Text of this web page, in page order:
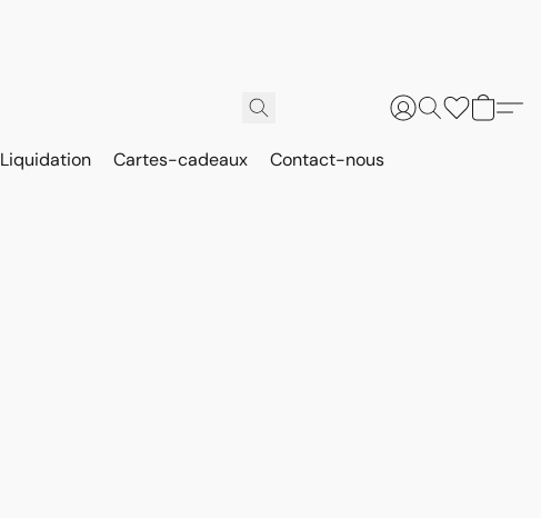
Liquidation Cartes-cadeaux Contact-nous